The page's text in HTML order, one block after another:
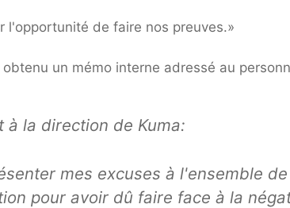
l'opportunité de faire nos preuves.»
un mémo interne adressé au
à la direction de Kuma:
mes excuses à l'ensemble
pour avoir dû faire face à la